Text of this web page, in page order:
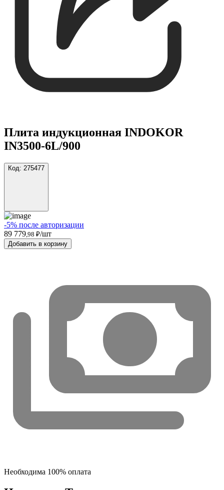
Плита индукционная INDOKOR
IN3500-6L/900
Код: 275477
-5% после авторизации
89 779 ,98 ₽/шт
Добавить в корзину
Необходима 100% оплата